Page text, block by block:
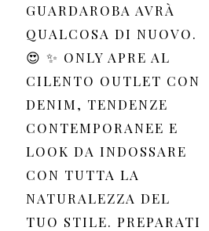
GUARDAROBA AVRÀ
QUALCOSA DI NUOVO.
😍 ✨ ONLY APRE AL
CILENTO OUTLET CON
DENIM, TENDENZE
CONTEMPORANEE E
LOOK DA INDOSSARE
CON TUTTA LA
NATURALEZZA DEL
TUO STILE. PREPARATI